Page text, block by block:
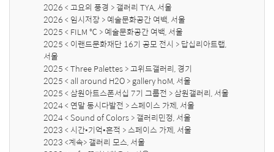
2026 < 고요의 풍경 > 갤러리 TYA, 서울
2026 < 임시저장 > 예술문화공간 여백, 서울
2025 < FILM ℃ > 예술문화공간 여백, 서울
2025 < 이랜드문화재단 16기 공모 전시 > 답십리아트랩,
서울
2025 < Three Palettes > 고위드갤러리, 경기
2025 < all around H2O > gallery hoM, 서울
2025 < 삼원아트스폰서십 7기 그룹전 > 삼원갤러리, 서울
2024 < 연말 동시다발전 > 스페이스 가제, 서울
2024 < Sound of Colors > 갤러리민정, 서울
2023 < 시간•기억•흔적 > 스페이스 가제, 서울
2023 <계속> 갤러리 모스, 서울